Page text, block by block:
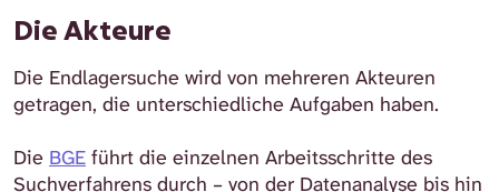
Die Akteure
Die Endlagersuche wird von mehreren Akteuren
getragen, die unterschiedliche Aufgaben haben.
Die BGE führt die einzelnen Arbeitsschritte des
Suchverfahrens durch – von der Datenanalyse bis hin